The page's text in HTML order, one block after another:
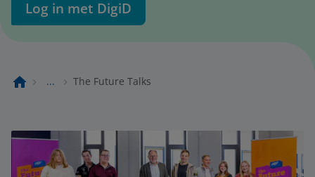
Log in met DigiD
... The Future Talks